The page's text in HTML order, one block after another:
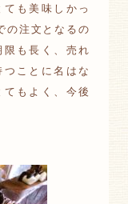
も美味しかっ
の注文となるの
も長く、売れ
ことに名はな
もよく、今後